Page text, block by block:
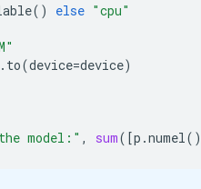
() else "cpu"
. to(device=device)
model:" , sum([p .numel()